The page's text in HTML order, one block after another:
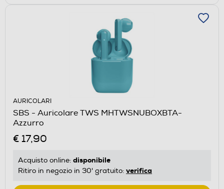
AURICOLARI
SBS - Auricolare TWS MHTWSNUBOXBTA-
Azzurro
€ 17,90
Acquisto online: disponibile
Ritiro in negozio in 30' gratuito: verifica